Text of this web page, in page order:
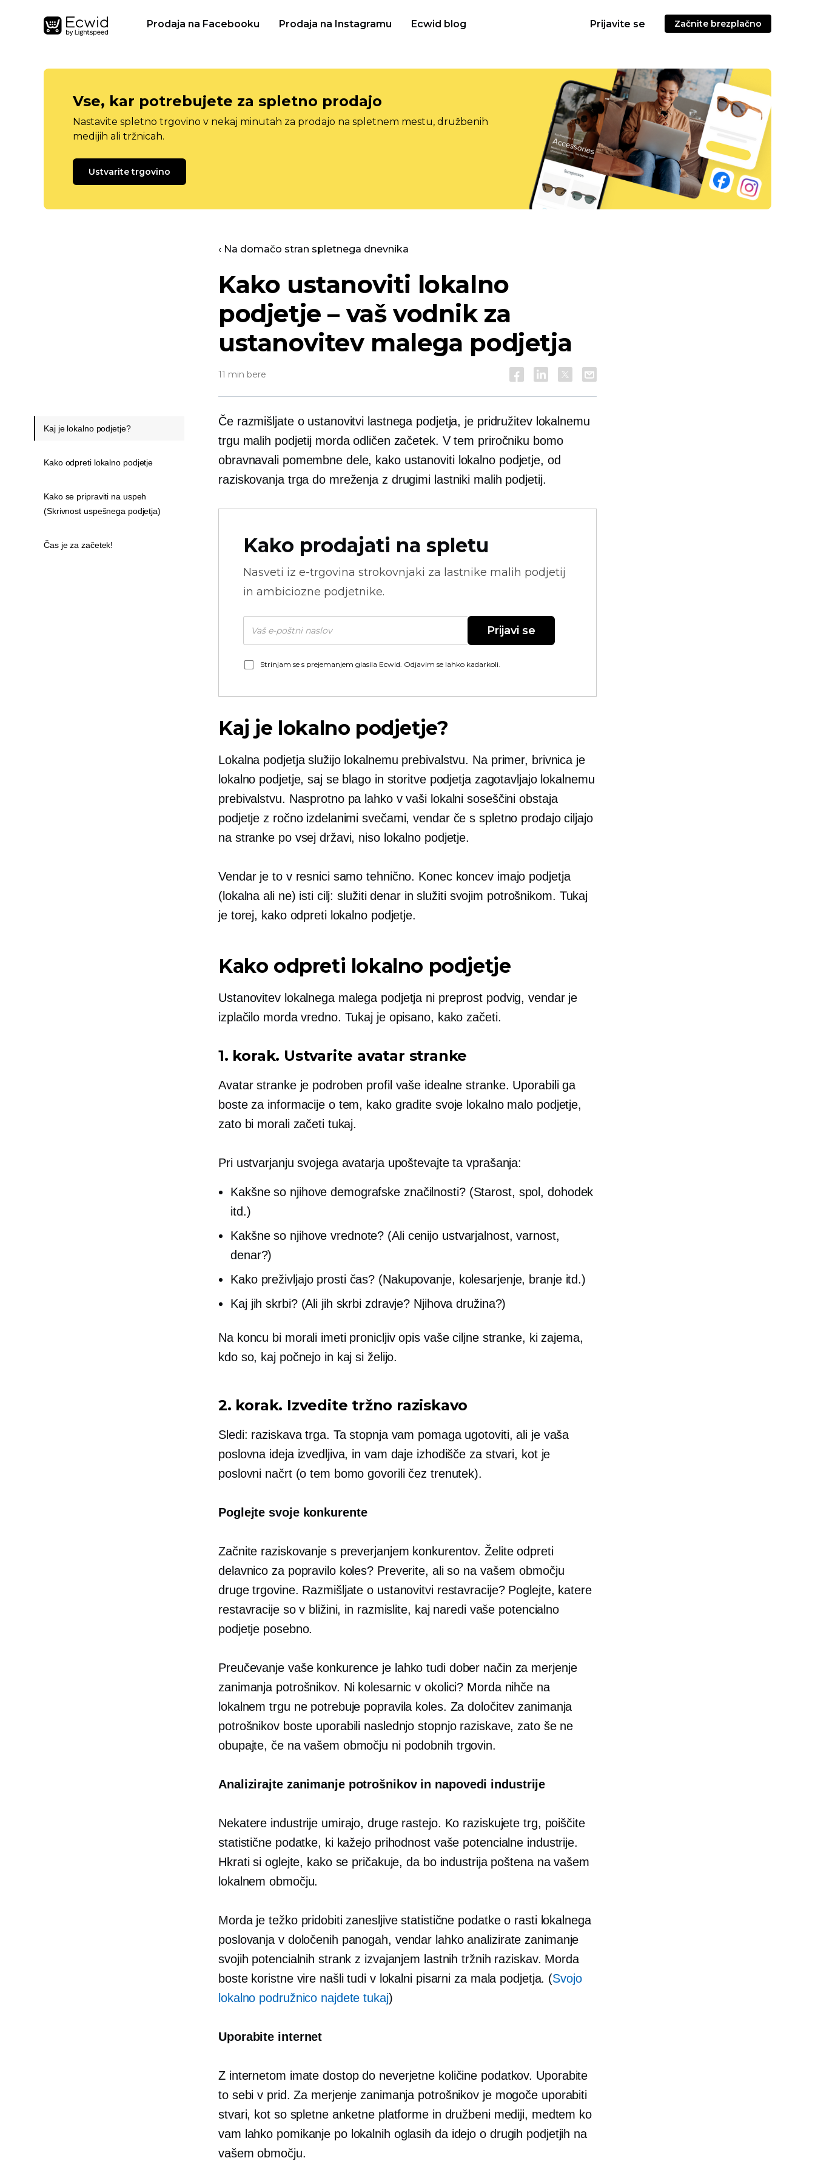
Prodaja na Facebooku Prodaja na Instagramu Ecwid blog Prijavite se Začnite brezplačno
Vse, kar potrebujete za spletno prodajo
Nastavite spletno trgovino v nekaj minutah za prodajo na spletnem mestu, družbenih
medijih ali tržnicah.
Ustvarite trgovino
‹ Na domačo stran spletnega dnevnika
Kako ustanoviti lokalno
podjetje – vaš vodnik za
ustanovitev malega podjetja
11 min bere
Če razmišljate o ustanovitvi lastnega podjetja, je pridružitev lokalnemu
trgu malih podjetij morda odličen začetek. V tem priročniku bomo
obravnavali pomembne dele, kako ustanoviti lokalno podjetje, od
raziskovanja trga do mreženja z drugimi lastniki malih podjetij.
Kako prodajati na spletu
Nasveti iz e-trgovina strokovnjaki za lastnike malih podjetij
in ambiciozne podjetnike.
Prijavi se
Strinjam se s prejemanjem glasila Ecwid. Odjavim se lahko kadarkoli.
Kaj je lokalno podjetje?
Lokalna podjetja služijo lokalnemu prebivalstvu. Na primer, brivnica je
lokalno podjetje, saj se blago in storitve podjetja zagotavljajo lokalnemu
prebivalstvu. Nasprotno pa lahko v vaši lokalni soseščini obstaja
podjetje z ročno izdelanimi svečami, vendar če s spletno prodajo ciljajo
na stranke po vsej državi, niso lokalno podjetje.
Vendar je to v resnici samo tehnično. Konec koncev imajo podjetja
(lokalna ali ne) isti cilj: služiti denar in služiti svojim potrošnikom. Tukaj
je torej, kako odpreti lokalno podjetje.
Kako odpreti lokalno podjetje
Ustanovitev lokalnega malega podjetja ni preprost podvig, vendar je
izplačilo morda vredno. Tukaj je opisano, kako začeti.
1. korak. Ustvarite avatar stranke
Avatar stranke je podroben profil vaše idealne stranke. Uporabili ga
boste za informacije o tem, kako gradite svoje lokalno malo podjetje,
zato bi morali začeti tukaj.
Pri ustvarjanju svojega avatarja upoštevajte ta vprašanja:
Kakšne so njihove demografske značilnosti? (Starost, spol, dohodek
itd.)
Kakšne so njihove vrednote? (Ali cenijo ustvarjalnost, varnost,
denar?)
Kako preživljajo prosti čas? (Nakupovanje, kolesarjenje, branje itd.)
Kaj jih skrbi? (Ali jih skrbi zdravje? Njihova družina?)
Na koncu bi morali imeti pronicljiv opis vaše ciljne stranke, ki zajema,
kdo so, kaj počnejo in kaj si želijo.
2. korak. Izvedite tržno raziskavo
Sledi: raziskava trga. Ta stopnja vam pomaga ugotoviti, ali je vaša
poslovna ideja izvedljiva, in vam daje izhodišče za stvari, kot je
poslovni načrt (o tem bomo govorili čez trenutek).
Poglejte svoje konkurente
Začnite raziskovanje s preverjanjem konkurentov. Želite odpreti
delavnico za popravilo koles? Preverite, ali so na vašem območju
druge trgovine. Razmišljate o ustanovitvi restavracije? Poglejte, katere
restavracije so v bližini, in razmislite, kaj naredi vaše potencialno
podjetje posebno.
Preučevanje vaše konkurence je lahko tudi dober način za merjenje
zanimanja potrošnikov. Ni kolesarnic v okolici? Morda nihče na
lokalnem trgu ne potrebuje popravila koles. Za določitev zanimanja
potrošnikov boste uporabili naslednjo stopnjo raziskave, zato še ne
obupajte, če na vašem območju ni podobnih trgovin.
Analizirajte zanimanje potrošnikov in napovedi industrije
Nekatere industrije umirajo, druge rastejo. Ko raziskujete trg, poiščite
statistične podatke, ki kažejo prihodnost vaše potencialne industrije.
Hkrati si oglejte, kako se pričakuje, da bo industrija poštena na vašem
lokalnem območju.
Morda je težko pridobiti zanesljive statistične podatke o rasti lokalnega
poslovanja v določenih panogah, vendar lahko analizirate zanimanje
svojih potencialnih strank z izvajanjem lastnih tržnih raziskav. Morda
boste koristne vire našli tudi v lokalni pisarni za mala podjetja. (Svojo
lokalno podružnico najdete tukaj)
Uporabite internet
Z internetom imate dostop do neverjetne količine podatkov. Uporabite
to sebi v prid. Za merjenje zanimanja potrošnikov je mogoče uporabiti
stvari, kot so spletne anketne platforme in družbeni mediji, medtem ko
vam lahko pomikanje po lokalnih oglasih da idejo o drugih podjetjih na
vašem območju.
Kaj je lokalno podjetje?
Kako odpreti lokalno podjetje
Kako se pripraviti na uspeh
(Skrivnost uspešnega podjetja)
Čas je za začetek!